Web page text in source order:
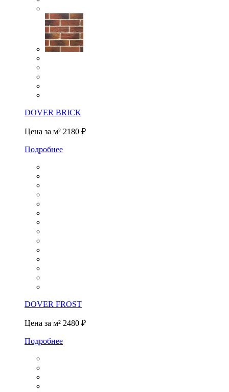
DOVER BRICK
Цена за м² 2180 ₽
Подробнее
DOVER FROST
Цена за м² 2480 ₽
Подробнее